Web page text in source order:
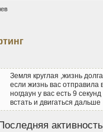
Земля круглая ,жизнь
если жизнь вас отправила
ногдаун у вас есть 9
встать и двигаться дальше